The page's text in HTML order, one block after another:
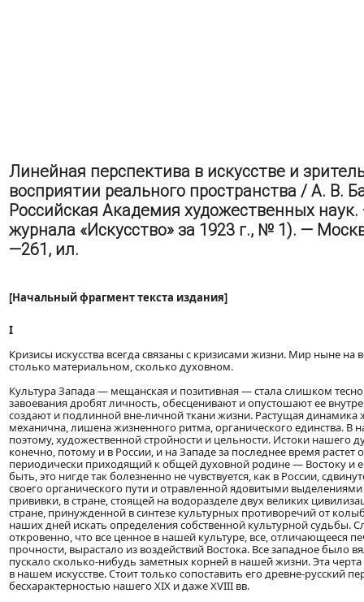
Линейная перспектива в искусстве и
восприятии реального пространства / А. В.
Российская Академия художественных
журнала «Искусство» за 1923 г., № 1). —
—261, ил.
[Начальный фрагмент текста издания]
I
Кризисы искусства всегда связаны с кризисами жизни. Мир ныне на
столько материальном, сколько духовном.
Культура Запада — мещанская и позитивная — стала слишком
завоевания дробят личность, обесценивают и опустошают ее
создают и подлинной вне-личной ткани жизни. Растущая динамика
механична, лишена жизненного ритма, органического единства. В
поэтому, художественной стройности и цельности. Истоки нашего
конечно, потому и в России, и на Западе за последнее время растет
периодически приходящий к общей духовной родине — Востоку и
быть, это нигде так болезненно не чувствуется, как в России,
своего органического пути и отравленной ядовитыми
прививки, в стране, стоящей на водоразделе двух великих
стране, принужденной в синтезе культурных противоречий от
наших дней искать определения собственной культурной судьбы.
откровенно, что все ценное в нашей культуре, все, отличающееся
прочности, вырастало из воздействий Востока. Все западное было
пускало сколько-нибудь заметных корней в нашей жизни. Эта
в нашем искусстве. Стоит только сопоставить его древне-русский
бесхарактерностью нашего XIX и даже XVIII вв.